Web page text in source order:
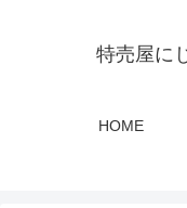
特売屋に
HOME